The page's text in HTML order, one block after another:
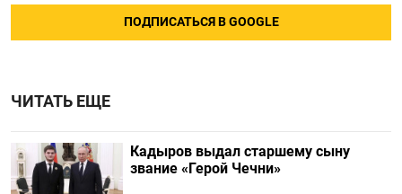
ПОДПИСАТЬСЯ В GOOGLE
ЧИТАТЬ ЕЩЕ
Кадыров выдал старшему сыну
звание «Герой Чечни»